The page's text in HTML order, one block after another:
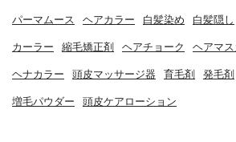
パーマムース ヘアカラー 白髪染め 白髪隠し
カーラー 縮毛矯正剤 ヘアチョーク ヘアマス
ヘナカラー 頭皮マッサージ器 育毛剤 発毛剤
増毛パウダー 頭皮ケアローション